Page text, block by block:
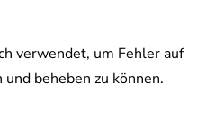
verwendet, um Fehler auf
beheben zu können.